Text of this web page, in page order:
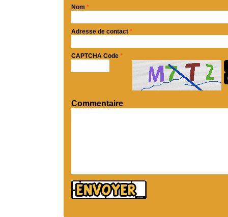
Nom *
Adresse de contact *
CAPTCHA Code *
Commentaire